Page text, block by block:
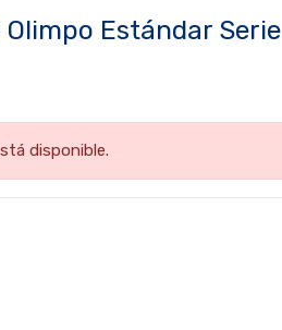
Estándar Serie
disponible.